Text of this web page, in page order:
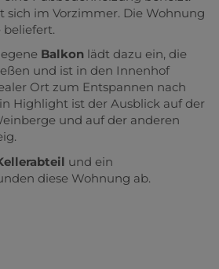
sich im Vorzimmer. Die Wohnung
Balkon lädt dazu ein, die
und ist in den Innenhof
Ort zum Entspannen nach
Highlight ist der Ausblick auf der
und auf der anderen
und ein
diese Wohnung ab.